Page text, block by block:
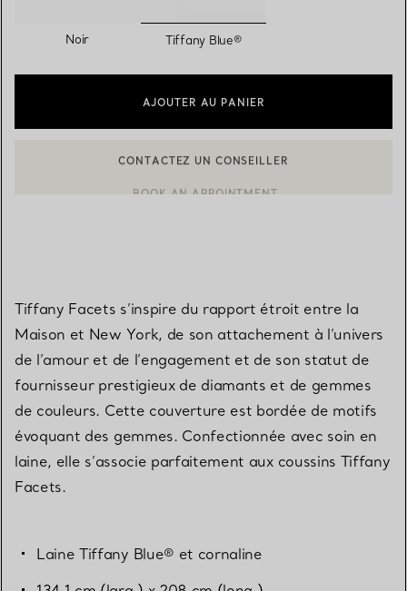
Noir sélectionnés
Tiffany Blue®
AJOUTER AU PANIER
Tiffany Facets s’inspire du rapport étroit entre la
Maison et New York, de son attachement à l’univers
de l’amour et de l’engagement et de son statut de
fournisseur prestigieux de diamants et de gemmes
de couleurs. Cette couverture est bordée de motifs
évoquant des gemmes. Confectionnée avec soin en
laine, elle s’associe parfaitement aux coussins Tiffany
Facets.
Laine Tiffany Blue® et cornaline